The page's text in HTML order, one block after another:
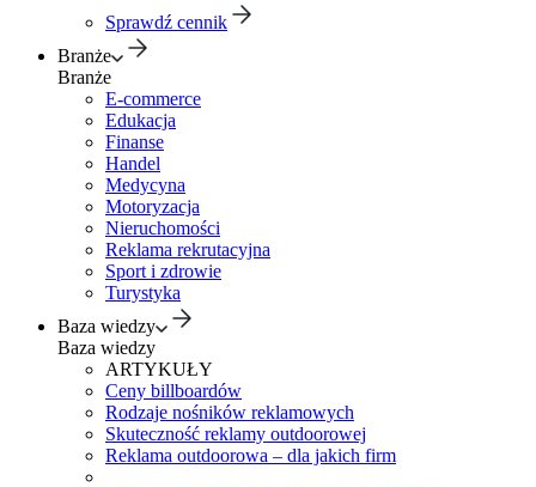
Sprawdź cennik
Branże
Branże
E-commerce
Edukacja
Finanse
Handel
Medycyna
Motoryzacja
Nieruchomości
Reklama rekrutacyjna
Sport i zdrowie
Turystyka
Baza wiedzy
Baza wiedzy
ARTYKUŁY
Ceny billboardów
Rodzaje nośników reklamowych
Skuteczność reklamy outdoorowej
Reklama outdoorowa – dla jakich firm